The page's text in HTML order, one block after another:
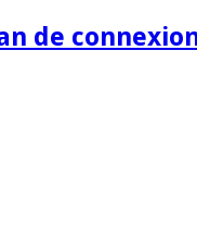
de connexion